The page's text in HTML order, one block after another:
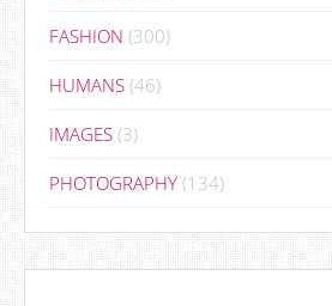
FASHION (300)
HUMANS (46)
IMAGES (3)
PHOTOGRAPHY (134)